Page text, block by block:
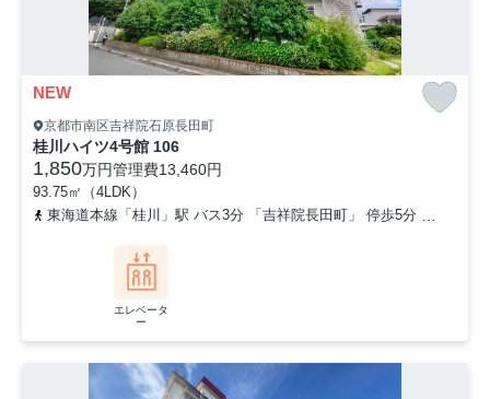
NEW
京都市南区吉祥院石原長田町
桂川ハイツ4号館 106
1,850万円管理費13,460円
93.75㎡（4LDK）
東海道本線「桂川」駅 バス3分 「吉祥院長田町」 停歩5分
エレベータ
ー